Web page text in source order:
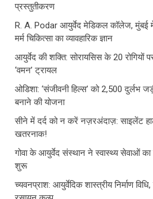
प्रस्तुतीकरण
R. A. Podar आयुर्वेद मेडिकल कॉलेज, मुंबई में
मर्म चिकित्सा का व्यावहारिक ज्ञान
आयुर्वेद की शक्ति: सोरायसिस के 20 रोगियों
‘वमन’ ट्रायल
ओडिशा: ‘संजीवनी हिल्स’ को 2,500 दुर्लभ
बनाने की योजना
सीने में दर्द को न करें नज़रअंदाज़: साइलेंट
खतरनाक!
गोवा के आयुर्वेद संस्थान ने स्वास्थ्य सेवाओं का
शुरू
च्यवनप्राश: आयुर्वेदिक शास्त्रीय निर्माण